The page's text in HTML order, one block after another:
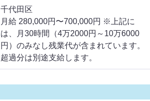
千代田区
月給 280,000円〜700,000円 ※上記に
は、月30時間（4万2000円～10万6000
円）のみなし残業代が含まれています。
超過分は別途支給します。